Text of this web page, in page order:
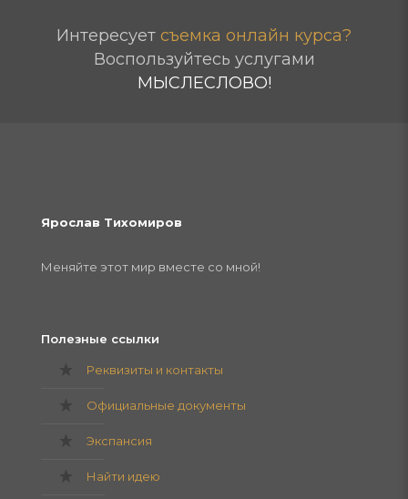
Интересует съемка онлайн курса?
Воспользуйтесь услугами
МЫСЛЕСЛОВО!
Ярослав Тихомиров
Меняйте этот мир вместе со мной!
Полезные ссылки
Реквизиты и контакты
Официальные документы
Экспансия
Найти идею